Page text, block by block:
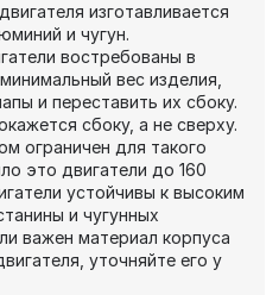
изготавливается
и чугун.
востребованы в
вес изделия,
и переставить их сбоку.
сбоку, а не сверху.
ограничен для такого
это двигатели до 160
устойчивы к высоким
и чугунных
важен материал корпуса
уточняйте его у